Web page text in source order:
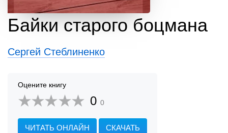
Байки старого боцмана
Сергей Стеблиненко
Оцените книгу
0 0
ЧИТАТЬ ОНЛАЙН СКАЧАТЬ